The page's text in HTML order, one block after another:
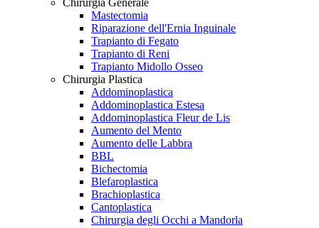
Mastectomia
Riparazione dell'Ernia Inguinale
Trapianto di Fegato
Trapianto di Reni
Trapianto Midollo Osseo
Chirurgia Plastica
Addominoplastica
Addominoplastica Estesa
Addominoplastica Fleur de Lis
Aumento del Mento
Aumento delle Labbra
BBL
Bichectomia
Blefaroplastica
Brachioplastica
Cantoplastica
Chirurgia degli Occhi a Mandorla